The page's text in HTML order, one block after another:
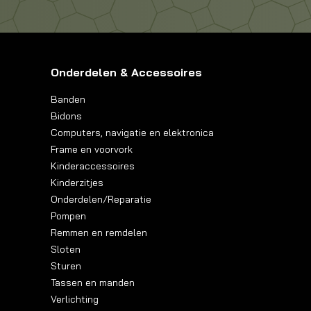
Onderdelen & Accessoires
Banden
Bidons
Computers, navigatie en elektronica
Frame en voorvork
Kinderaccessoires
Kinderzitjes
Onderdelen/Reparatie
Pompen
Remmen en remdelen
Sloten
Sturen
Tassen en manden
Verlichting